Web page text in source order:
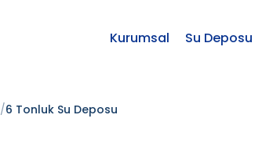
Kurumsal Su Deposu
6 Tonluk Su Deposu